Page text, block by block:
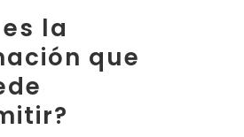
la
que